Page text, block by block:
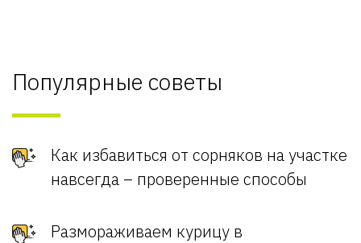
Популярные советы
Как избавиться от сорняков на участке
навсегда – проверенные способы
Размораживаем курицу в